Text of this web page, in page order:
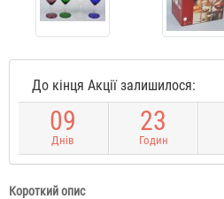
До кінця Акції залишилося:
09
Днів
23
Годин
Короткий опис